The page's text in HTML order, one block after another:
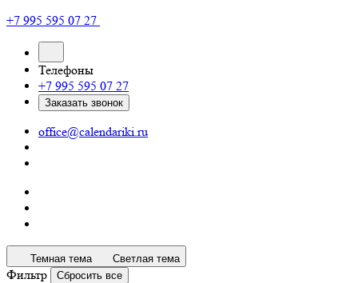
+7 995 595 07 27
Телефоны
+7 995 595 07 27
Заказать звонок
office@calendariki.ru
Темная тема Светлая тема
Фильтр Сбросить все